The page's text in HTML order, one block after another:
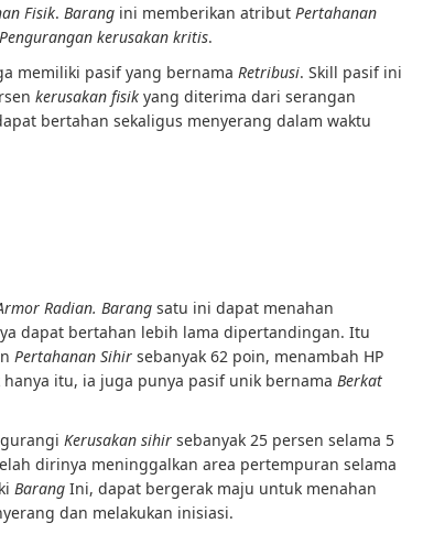
Fisik. Barang ini memberikan atribut Pertahanan
Pengurangan kerusakan kritis.
memiliki pasif yang bernama Retribusi. Skill pasif ini
kerusakan fisik yang diterima dari serangan
bertahan sekaligus menyerang dalam waktu
Radian. Barang satu ini dapat menahan
dapat bertahan lebih lama dipertandingan. Itu
Pertahanan Sihir sebanyak 62 poin, menambah HP
hanya itu, ia juga punya pasif unik bernama Berkat
Kerusakan sihir sebanyak 25 persen selama 5
dirinya meninggalkan area pertempuran selama
Barang Ini, dapat bergerak maju untuk menahan
dan melakukan inisiasi.